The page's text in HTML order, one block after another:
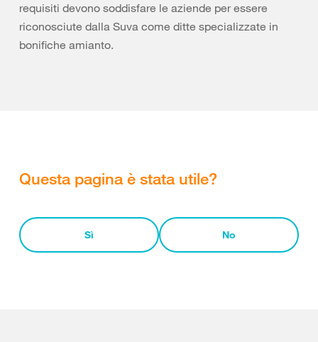
requisiti devono soddisfare le aziende per essere
riconosciute dalla Suva come ditte specializzate in
bonifiche amianto.
Questa pagina è stata utile?
Sì No